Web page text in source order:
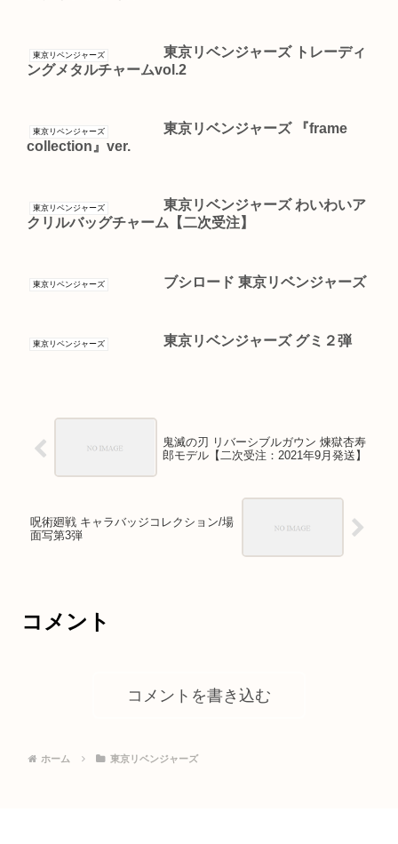
東京リベンジャーズ
東京リベンジャーズ トレーディ
ングメタルチャームvol.2
東京リベンジャーズ
東京リベンジャーズ 『frame
collection』ver.
東京リベンジャーズ
東京リベンジャーズ わいわいア
クリルバッグチャーム【二次受注】
東京リベンジャーズ ブシロード 東京リベンジャーズ
東京リベンジャーズ 東京リベンジャーズ グミ２弾
鬼滅の刃 リバーシブルガウン 煉獄杏寿
郎モデル【二次受注：2021年9月発送】
呪術廻戦 キャラバッジコレクション/場
面写第3弾
コメント
コメントを書き込む
ホーム 東京リベンジャーズ